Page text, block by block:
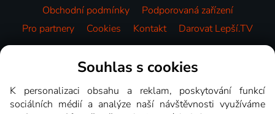
Obchodní podmínky
Podporovaná zařízení
Pro partnery
Cookies Kontakt Darovat Lepší.TV
Videotéka
Souhlas s cookies
K personalizaci obsahu a reklam, poskytování funkcí
sociálních médií a analýze naší návštěvnosti využíváme